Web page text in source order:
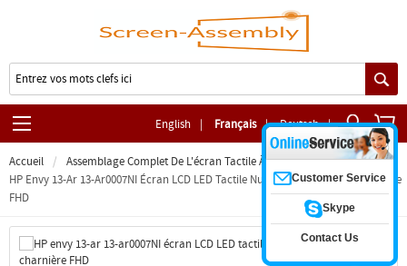
English | Français | Deutsch |
Accueil
Assemblage Complet De L'écran Tactile À Charnière
HP Envy 13-Ar 13-Ar0007NI Écran LCD LED Tactile Numériseur Complet Charnière
FHD
Customer Service
Skype
Contact Us